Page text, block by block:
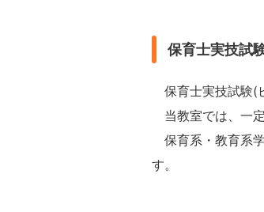
保育士実技試
保育士実技試験(
当教室では、一
保育系・教育系
す。